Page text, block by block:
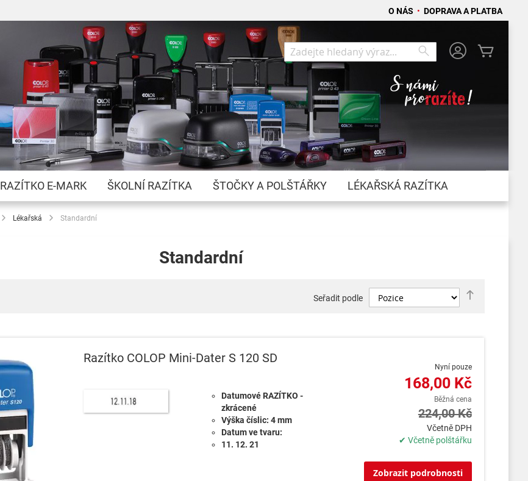
O NÁS • DOPRAVA A PLATBA
Přejít
na
obsah
Search
Search
RAZÍTKO E-MARK ŠKOLNÍ RAZÍTKA ŠTOČKY A POLŠTÁŘKY LÉKAŘSKÁ RAZÍTKA
Lékařská Standardní
Standardní
Seřadit podle
Razítko COLOP Mini-Dater S 120 SD
Datumové RAZÍTKO -
zkrácené
Výška číslic: 4 mm
Datum ve tvaru:
11. 12. 21
Nyní pouze
168,00 Kč
Běžná cena
224,00 Kč
Včetně DPH
✔ Včetně polštářku
Zobrazit podrobnosti